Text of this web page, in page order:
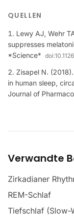
QUELLEN
Lewy AJ, Wehr
suppresses
*Science* doi:
Zisapel N.
in human sleep,
Journal of
Verwandte
Zirkadianer
REM-Schlaf
Tiefschlaf (Slow-